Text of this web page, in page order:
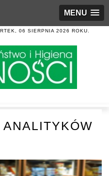
MENU
06 SIERPNIA 2026 ROKU.
ANALITYKÓW